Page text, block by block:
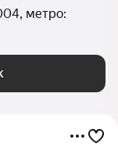
метро: